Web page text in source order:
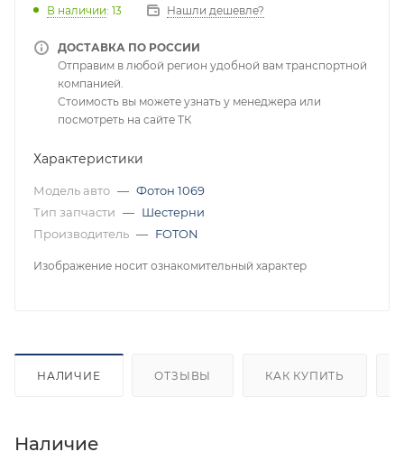
В наличии: 13 Нашли дешевле?
ДОСТАВКА ПО РОССИИ
Отправим в любой регион удобной вам транспортной
компанией.
Стоимость вы можете узнать у менеджера или
посмотреть на сайте ТК
Характеристики
Модель авто — Фотон 1069
Тип запчасти — Шестерни
Производитель — FOTON
Изображение носит ознакомительный характер
НАЛИЧИЕ ОТЗЫВЫ КАК КУПИТЬ
Наличие